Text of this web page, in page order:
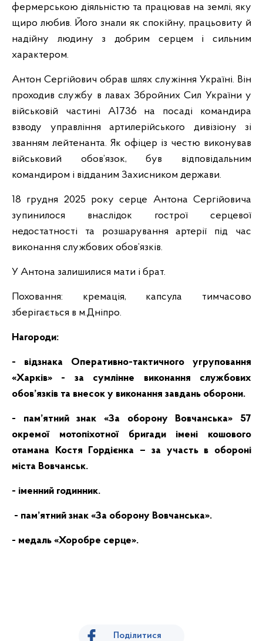
фермерською діяльністю та працював на землі, яку
щиро любив. Його знали як спокійну, працьовиту й
надійну людину з добрим серцем і сильним
характером.
Антон Сергійович обрав шлях служіння Україні. Він
проходив службу в лавах Збройних Сил України у
військовій частині А1736 на посаді командира
взводу управління артилерійського дивізіону зі
званням лейтенанта. Як офіцер із честю виконував
військовий обов’язок, був відповідальним
командиром і відданим Захисником держави.
18 грудня 2025 року серце Антона Сергійовича
зупинилося внаслідок гострої серцевої
недостатності та розшарування артерії під час
виконання службових обов’язків.
У Антона залишилися мати і брат.
Поховання: кремація, капсула тимчасово
зберігається в м.Дніпро.
Нагороди:
- відзнака Оперативно-тактичного угруповання
«Харків» - за сумлінне виконання службових
обов’язків та внесок у виконання завдань оборони.
- пам’ятний знак «За оборону Вовчанська» 57
окремої мотопіхотної бригади імені кошового
отамана Костя Гордієнка – за участь в обороні
міста Вовчанськ.
- іменний годинник.
- пам’ятний знак «За оборону Вовчанська».
- медаль «Хоробре серце».
Поділитися